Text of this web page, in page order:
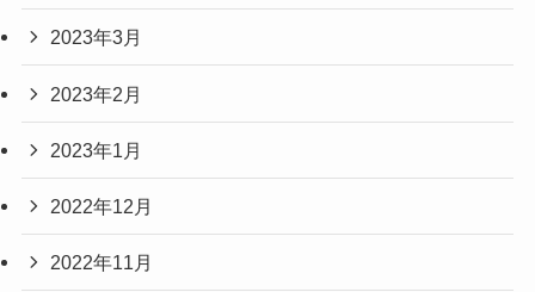
2023年3月
2023年2月
2023年1月
2022年12月
2022年11月